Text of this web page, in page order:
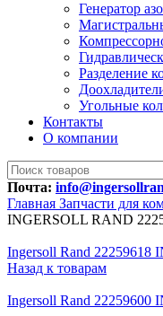
Генератор
Разделение
Угольные
Контакты
О компании
Почта:
Главная Запчасти для
INGERSOLL RAND
Ingersoll Rand 22259618
Назад к товарам
Ingersoll Rand 22259600